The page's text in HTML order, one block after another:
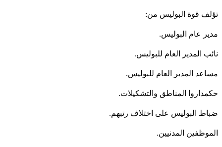
قوة البوليس من:
عام البوليس.
المدير العام للبوليس.
المدير العام للبوليس.
المناطق والتشكيلات.
البوليس على اختلاف رتبهم.
المدنيين.